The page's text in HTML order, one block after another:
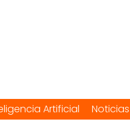
Artificial Noticias